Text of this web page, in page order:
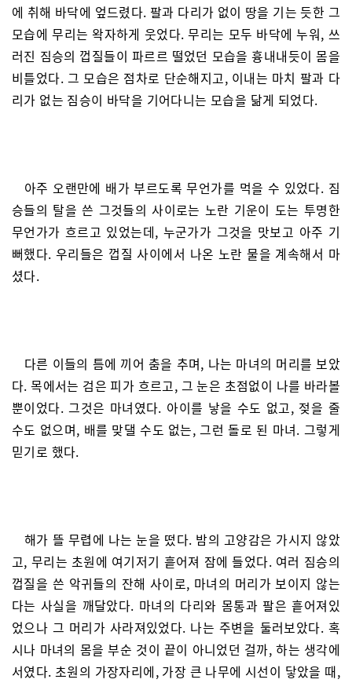
에 취해 바닥에 엎드렸다. 팔과 다리가 없이 땅을 기는 듯한 그
모습에 무리는 왁자하게 웃었다. 무리는 모두 바닥에 누워, 쓰
러진 짐승의 껍질들이 파르르 떨었던 모습을 흉내내듯이 몸을
비틀었다. 그 모습은 점차로 단순해지고, 이내는 마치 팔과 다
리가 없는 짐승이 바닥을 기어다니는 모습을 닮게 되었다.
아주 오랜만에 배가 부르도록 무언가를 먹을 수 있었다. 짐
승들의 탈을 쓴 그것들의 사이로는 노란 기운이 도는 투명한
무언가가 흐르고 있었는데, 누군가가 그것을 맛보고 아주 기
뻐했다. 우리들은 껍질 사이에서 나온 노란 물을 계속해서 마
셨다.
다른 이들의 틈에 끼어 춤을 추며, 나는 마녀의 머리를 보았
다. 목에서는 검은 피가 흐르고, 그 눈은 초점없이 나를 바라볼
뿐이었다. 그것은 마녀였다. 아이를 낳을 수도 없고, 젖을 줄
수도 없으며, 배를 맞댈 수도 없는, 그런 돌로 된 마녀. 그렇게
믿기로 했다.
해가 뜰 무렵에 나는 눈을 떴다. 밤의 고양감은 가시지 않았
고, 무리는 초원에 여기저기 흩어져 잠에 들었다. 여러 짐승의
껍질을 쓴 악귀들의 잔해 사이로, 마녀의 머리가 보이지 않는
다는 사실을 깨달았다. 마녀의 다리와 몸통과 팔은 흩어져있
었으나 그 머리가 사라져있었다. 나는 주변을 둘러보았다. 혹
시나 마녀의 몸을 부순 것이 끝이 아니었던 걸까, 하는 생각에
서였다. 초원의 가장자리에, 가장 큰 나무에 시선이 닿았을 때,